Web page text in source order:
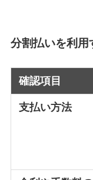
分割払いを利用
確認項目
支払い方法